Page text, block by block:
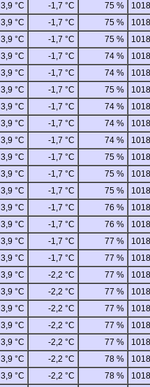
3,9 °C -1,7 °C 75 %
3,9 °C -1,7 °C 75 %
3,9 °C -1,7 °C 75 %
3,9 °C -1,7 °C 74 %
3,9 °C -1,7 °C 74 %
3,9 °C -1,7 °C 75 %
3,9 °C -1,7 °C 74 %
3,9 °C -1,7 °C 74 %
3,9 °C -1,7 °C 74 %
3,9 °C -1,7 °C 75 %
3,9 °C -1,7 °C 75 %
3,9 °C -1,7 °C 75 %
3,9 °C -1,7 °C 76 %
3,9 °C -1,7 °C 76 %
3,9 °C -1,7 °C 77 %
3,9 °C -1,7 °C 77 %
3,9 °C -2,2 °C 77 %
3,9 °C -2,2 °C 77 %
3,9 °C -2,2 °C 77 %
3,9 °C -2,2 °C 77 %
3,9 °C -2,2 °C 77 %
3,9 °C -2,2 °C 78 %
3,9 °C -2,2 °C 78 %